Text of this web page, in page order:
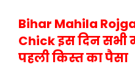
Bihar Mahila
Chick इस दिन
पहली किस्त का पैसा